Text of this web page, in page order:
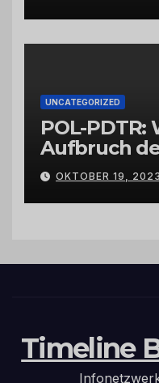
UNCATEGORIZED
POL-
Aufbruch
Hermeskeil
OKTOBER 19, 2023
Timeline